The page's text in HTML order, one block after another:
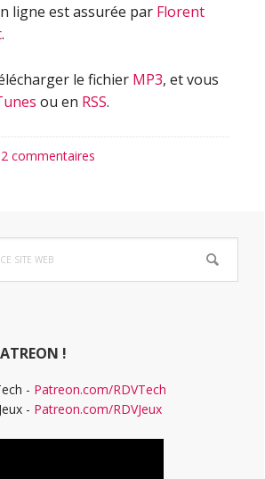
ligne est assurée par Florent
.
le fichier MP3, et vous
ou en RSS.
commentaires
!
- Patreon.com/RDVTech
- Patreon.com/RDVJeux